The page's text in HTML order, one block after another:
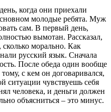
когда они приехали
молодые ребята. Муж
сам. В первый день,
вымотан. Рассказал,
сколько морально. Как
русский язык. Сначала
После обеда один вообще
с кем он договаривался,
ситуации чувствуешь себя
человека, и деньги должен
объясниться – это минус.